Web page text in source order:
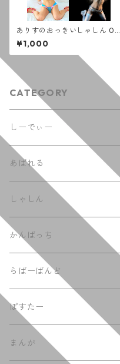
ありすのおっきいしゃしん 00
9-012
¥1,000
CATEGORY
しーでぃー
あぱれる
てぃーしゃつ
ふーでぃー
しゃしん
かんばっち
らばーばんど
ぽすたー
まんが